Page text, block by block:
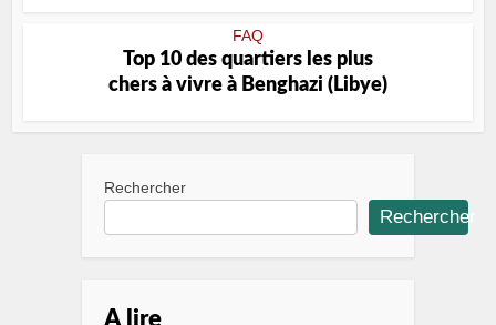
FAQ
Top 10 des quartiers les plus
chers à vivre à Benghazi (Libye)
Rechercher
Rechercher
A lire